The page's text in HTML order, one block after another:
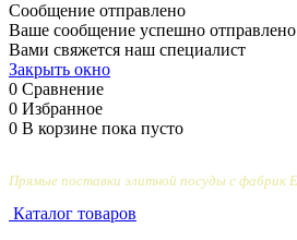
Сообщение отправлено
Ваше сообщение успешно
Вами свяжется наш специалист
Закрыть окно
0 Сравнение
0 Избранное
0 В корзине пока пусто
Прямые поставки элитной посуды с фабрик
Каталог товаров